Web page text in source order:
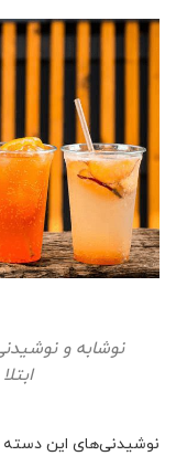
نوشابه و
نوشیدنی‌های این دسته